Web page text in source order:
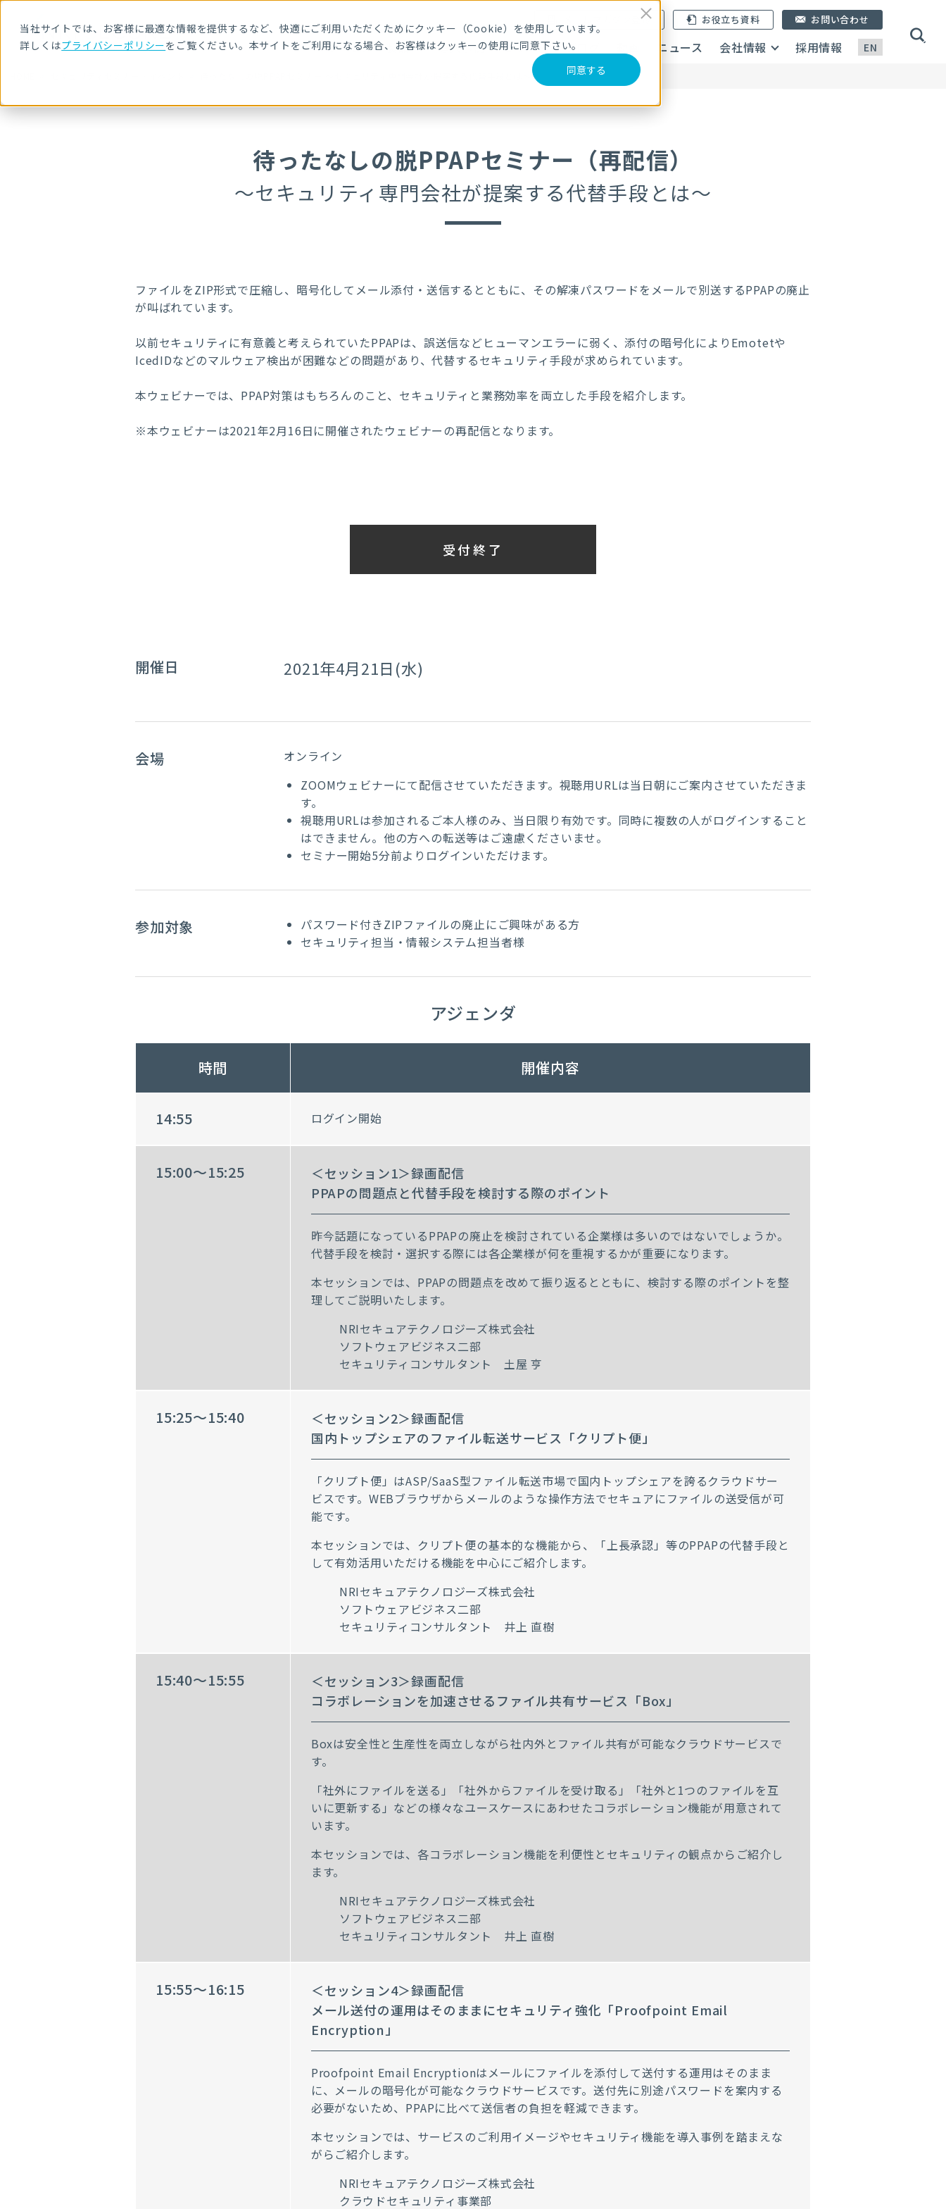
当社サイトでは、お客様に最適な情報を提供するなど、快適にご利用いただくためにクッキー（Cookie）を使用しています。
詳しくはプライバシーポリシーをご覧ください。本サイトをご利用になる場合、お客様はクッキーの使用に同意下さい。
同意する
EN
メールマガジン登録 お役立ち資料
サービス・製品 導入事例 セミナー ブログ ニュース 会社情報 採用情報
お問い合わせ
待ったなしの脱PPAPセミナー（再配信）
～セキュリティ専門会社が提案する代替手段とは～
ファイルをZIP形式で圧縮し、暗号化してメール添付・送信するとともに、その解凍パスワードをメールで別送するPPAPの廃止
が叫ばれています。
以前セキュリティに有意義と考えられていたPPAPは、誤送信などヒューマンエラーに弱く、添付の暗号化によりEmotetや
IcedIDなどのマルウェア検出が困難などの問題があり、代替するセキュリティ手段が求められています。
本ウェビナーでは、PPAP対策はもちろんのこと、セキュリティと業務効率を両立した手段を紹介します。
※本ウェビナーは2021年2月16日に開催されたウェビナーの再配信となります。
受付終了
開催日 2021年4月21日(水)
会場
オンライン
ZOOMウェビナーにて配信させていただきます。視聴用URLは当日朝にご案内させていただきま
す。
視聴用URLは参加されるご本人様のみ、当日限り有効です。同時に複数の人がログインすること
はできません。他の方への転送等はご遠慮くださいませ。
セミナー開始5分前よりログインいただけます。
参加対象
パスワード付きZIPファイルの廃止にご興味がある方
セキュリティ担当・情報システム担当者様
アジェンダ
時間 開催内容
14:55 ログイン開始
15:00～15:25
＜セッション1＞録画配信
PPAPの問題点と代替手段を検討する際のポイント
昨今話題になっているPPAPの廃止を検討されている企業様は多いのではないでしょうか。
代替手段を検討・選択する際には各企業様が何を重視するかが重要になります。
本セッションでは、PPAPの問題点を改めて振り返るとともに、検討する際のポイントを整
理してご説明いたします。
NRIセキュアテクノロジーズ株式会社
ソフトウェアビジネス二部
セキュリティコンサルタント 土屋 亨
15:25～15:40
＜セッション2＞録画配信
国内トップシェアのファイル転送サービス「クリプト便」
「クリプト便」はASP/SaaS型ファイル転送市場で国内トップシェアを誇るクラウドサー
ビスです。WEBブラウザからメールのような操作方法でセキュアにファイルの送受信が可
能です。
本セッションでは、クリプト便の基本的な機能から、「上長承認」等のPPAPの代替手段と
して有効活用いただける機能を中心にご紹介します。
NRIセキュアテクノロジーズ株式会社
ソフトウェアビジネス二部
セキュリティコンサルタント 井上 直樹
15:40～15:55
＜セッション3＞録画配信
コラボレーションを加速させるファイル共有サービス「Box」
Boxは安全性と生産性を両立しながら社内外とファイル共有が可能なクラウドサービスで
す。
「社外にファイルを送る」「社外からファイルを受け取る」「社外と1つのファイルを互
いに更新する」などの様々なユースケースにあわせたコラボレーション機能が用意されて
います。
本セッションでは、各コラボレーション機能を利便性とセキュリティの観点からご紹介し
ます。
NRIセキュアテクノロジーズ株式会社
ソフトウェアビジネス二部
セキュリティコンサルタント 井上 直樹
15:55～16:15
＜セッション4＞録画配信
メール送付の運用はそのままにセキュリティ強化「Proofpoint Email
Encryption」
Proofpoint Email Encryptionはメールにファイルを添付して送付する運用はそのまま
に、メールの暗号化が可能なクラウドサービスです。送付先に別途パスワードを案内する
必要がないため、PPAPに比べて送信者の負担を軽減できます。
本セッションでは、サービスのご利用イメージやセキュリティ機能を導入事例を踏まえな
がらご紹介します。
NRIセキュアテクノロジーズ株式会社
クラウドセキュリティ事業部